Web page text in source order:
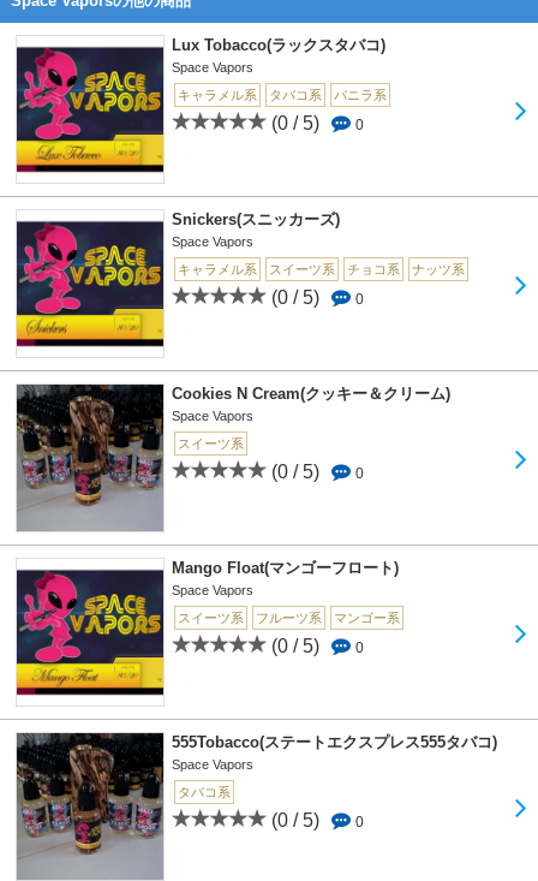
Lux Tobacco(ラックスタバコ)
Space Vapors
キャラメル系
タバコ系 バニラ系
(0 / 5) 0
Snickers(スニッカーズ)
Space Vapors
キャラメル系
スイーツ系 チョコ系 ナッツ系
(0 / 5) 0
Cookies N Cream(クッキー＆クリーム)
Space Vapors
スイーツ系
(0 / 5) 0
Mango Float(マンゴーフロート)
Space Vapors
スイーツ系
フルーツ系 マンゴー系
(0 / 5) 0
555Tobacco(ステートエクスプレス555タバコ)
Space Vapors
タバコ系
(0 / 5) 0